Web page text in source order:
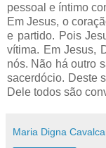
pessoal e íntimo
Em Jesus, o
e partido. Pois
vítima. Em Jesus,
nós. Não há outro
sacerdócio. Deste
Dele todos são
Maria Digna